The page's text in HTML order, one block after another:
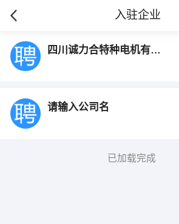
入驻企业
四川诚力合特种电机有限责任公司
请输入公司名
已加载完成